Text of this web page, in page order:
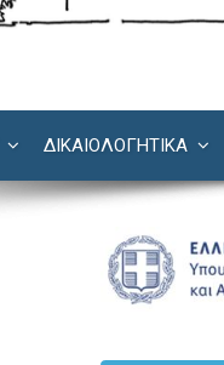
ΔΙΚΑΙΟΛΟΓΗΤΙΚΆ